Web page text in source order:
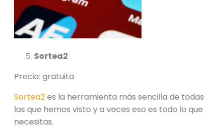
Sortea2
Precio: gratuita
Sortea2es la herramienta más sencilla de todas
las que hemos visto y a veces eso es todo lo que
necesitas.